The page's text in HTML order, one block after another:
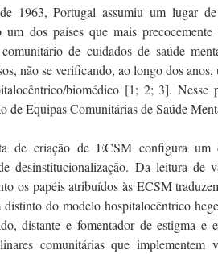
1963, Portugal assumiu um lugar de
um dos países que mais
de cuidados de saúde
não se verificando, ao longo dos
biomédico [1; 2; 3]. Nesse
de Equipas Comunitárias de Saúde
de criação de ECSM configura um
desinstitucionalização. Da leitura de
os papéis atribuídos às ECSM
do modelo hospitalocêntrico
distante e fomentador de estigma e
comunitárias que implementem